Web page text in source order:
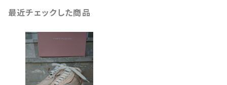
最近チェックした商品